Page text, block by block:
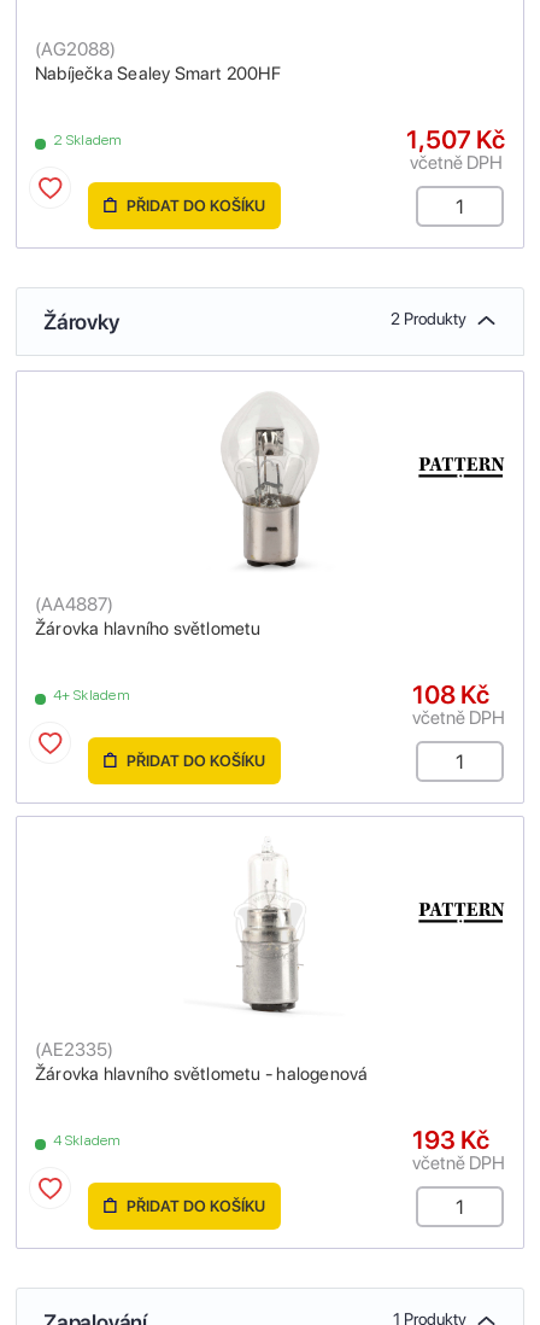
Nabíječka Sealey Smart 200HF
(AG2088)
2 Skladem 1,507 Kč
včetně DPH
PŘIDAT DO KOŠÍKU
Žárovky 2 Produkty
Žárovka hlavního světlometu
(AA4887)
4+ Skladem 108 Kč
včetně DPH
PŘIDAT DO KOŠÍKU
Žárovka hlavního světlometu - halogenová
(AE2335)
4 Skladem 193 Kč
včetně DPH
PŘIDAT DO KOŠÍKU
1 Produkty